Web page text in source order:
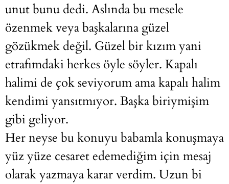
unut bunu dedi. Aslında bu mesele
özenmek veya başkalarına güzel
gözükmek değil. Güzel bir kızım yani
etrafımdaki herkes öyle söyler. Kapalı
halimi de çok seviyorum ama kapalı halim
kendimi yansıtmıyor. Başka biriymişim
gibi geliyor.
Her neyse bu konuyu babamla konuşmaya
yüz yüze cesaret edemediğim için mesaj
olarak yazmaya karar verdim. Uzun bi